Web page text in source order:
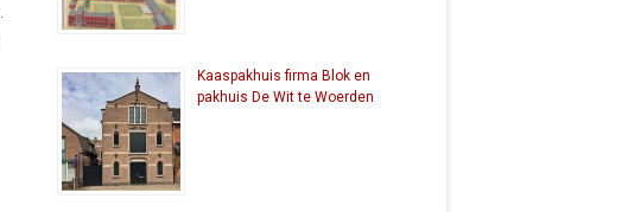
Kaaspakhuis firma Blok en
pakhuis De Wit te Woerden